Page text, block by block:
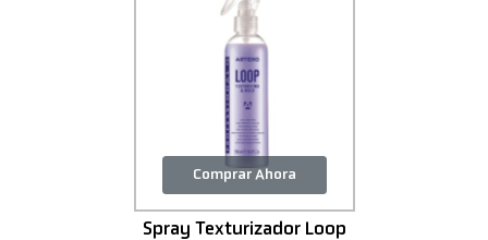
Comprar Ahora
Spray Texturizador Loop